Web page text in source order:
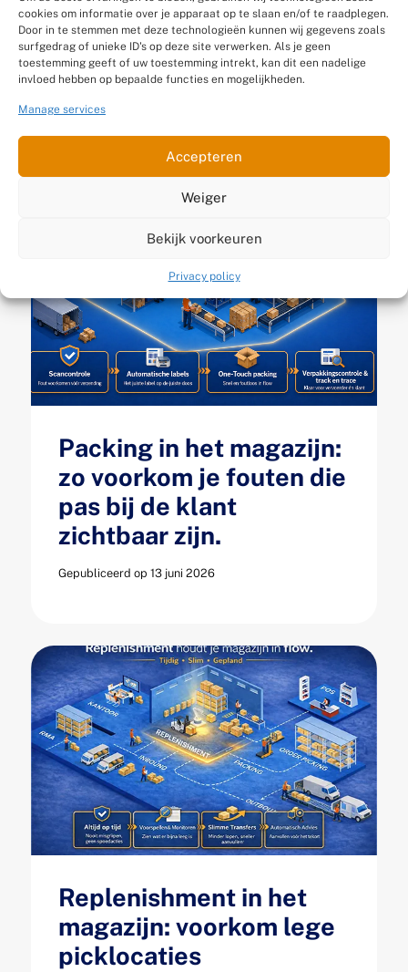
cookies om informatie over je apparaat op te slaan en/of te raadplegen.
Door in te stemmen met deze technologieën kunnen wij gegevens zoals
surfgedrag of unieke ID's op deze site verwerken. Als je geen
toestemming geeft of uw toestemming intrekt, kan dit een nadelige
invloed hebben op bepaalde functies en mogelijkheden.
Manage services
Accepteren
Weiger
Bekijk voorkeuren
Privacy policy
klein geworden? 5
signalen dat je magazijn
je groei afremt
Packing in het magazijn:
zo voorkom je fouten die
pas bij de klant
zichtbaar zijn.
Gepubliceerd op 13 juni 2026
Replenishment in het
magazijn: voorkom lege
picklocaties